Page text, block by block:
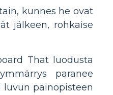
kunnes he ovat
jälkeen, rohkaise
That luodusta
paranee
painopisteen